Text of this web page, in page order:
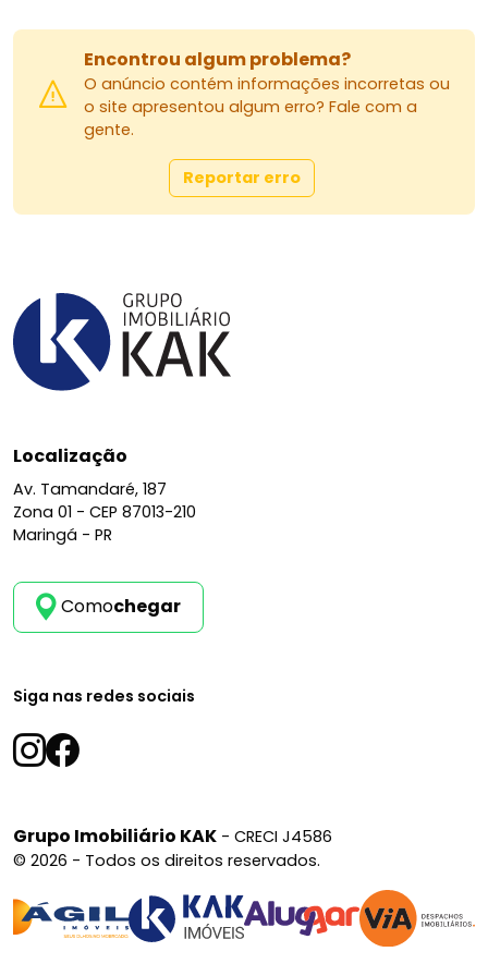
ADMINISTRADORA OS VALORES.
Locação facilitada com análise de cadastro!
Envie sua documentação sem compromisso e
receba um retorno rápido e descomplicado.
Telefone: (44) 3023-5910
WhatsApp: (44) 98803-4531
Instagram: @agil_imoveis | @aluggar |
Encontrou algum problema?
O anúncio contém informações incorretas ou
o site apresentou algum erro? Fale com a
gente.
Reportar erro
Localização
Av. Tamandaré, 187
Zona 01 - CEP 87013-210
Maringá - PR
Comochegar
Siga nas redes sociais
Grupo Imobiliário KAK - CRECI J4586
© 2026 - Todos os direitos reservados.